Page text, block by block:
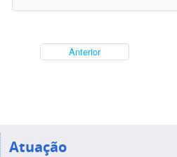
Anterior
Atuação